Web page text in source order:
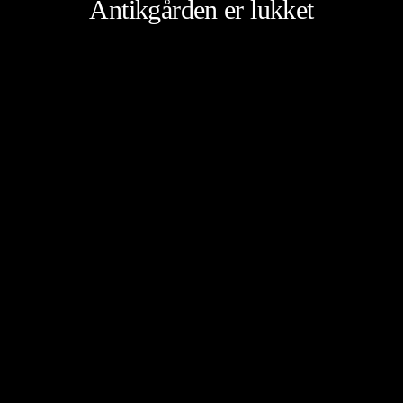
Antikgården er lukket